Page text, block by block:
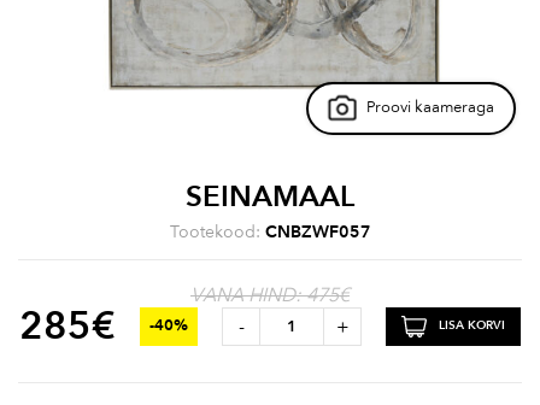
Proovi kaameraga
SEINAMAAL
Tootekood: CNBZWF057
VANA HIND: 475€
285€ -40% - + LISA KORVI